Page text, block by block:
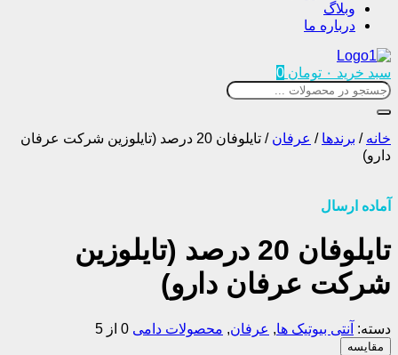
وبلاگ
درباره ما
سبد خرید ۰ تومان 0
خانه / برندها / عرفان /
تایلوفان 20 درصد (تایلوزین شرکت عرفان
دارو)
آماده ارسال
تایلوفان 20 درصد (تایلوزین
شرکت عرفان دارو)
دسته: آنتی بیوتیک ها, عرفان, محصولات دامی 0 از 5
مقایسه